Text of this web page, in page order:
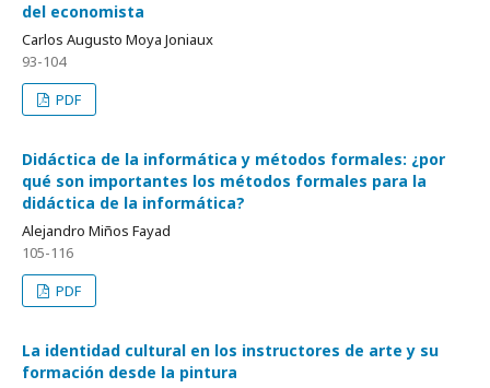
del economista
Carlos Augusto Moya Joniaux
93-104
PDF
Didáctica de la informática y métodos formales: ¿por
qué son importantes los métodos formales para la
didáctica de la informática?
Alejandro Miños Fayad
105-116
PDF
La identidad cultural en los instructores de arte y su
formación desde la pintura